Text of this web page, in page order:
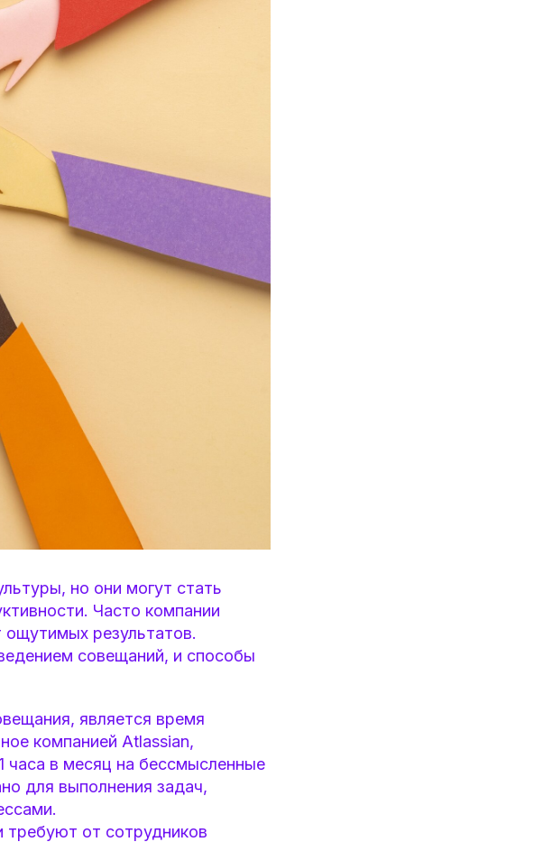
но они могут стать
Часто компании
результатов.
совещаний, и способы
является время
компанией Atlassian,
часа в месяц на бессмысленные
для выполнения задач,
от сотрудников